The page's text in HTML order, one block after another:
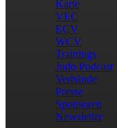
Karte
VEC
ECV
WCV
Trainings
Judo Podcast
Verbände
Presse
Sponsoren
Newsletter